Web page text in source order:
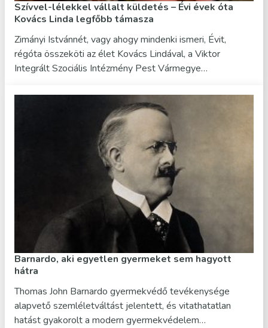
Szívvel-lélekkel vállalt küldetés – Évi évek óta
Kovács Linda legfőbb támasza
Zimányi Istvánnét, vagy ahogy mindenki ismeri, Évit,
régóta összeköti az élet Kovács Lindával, a Viktor
Integrált Szociális Intézmény Pest Vármegye…
Barnardo, aki egyetlen gyermeket sem hagyott
hátra
Thomas John Barnardo gyermekvédő tevékenysége
alapvető szemléletváltást jelentett, és vitathatatlan
hatást gyakorolt a modern gyermekvédelem…